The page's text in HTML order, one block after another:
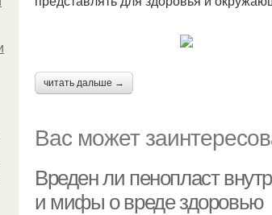
читать дальше →
Вас может
Вреден ли пенопласт
и мифы о вреде здоровью